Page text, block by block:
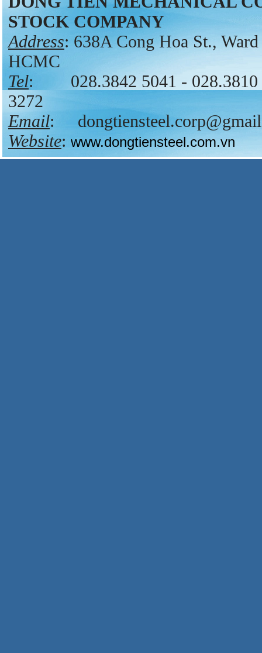
STOCK COMPANY
Address: 638A Cong Hoa St.,
HCMC
Tel: 028.3842 5041 -
3272
Email:
Website: www.dongtiensteel.com.vn